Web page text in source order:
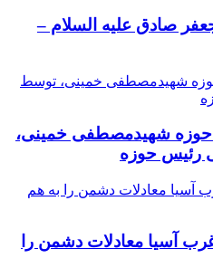
صادق علیه السلام –
حوزه شهیدمصطفی خمینی،
رئیس حوزه
آسیا معادلات دشمن را